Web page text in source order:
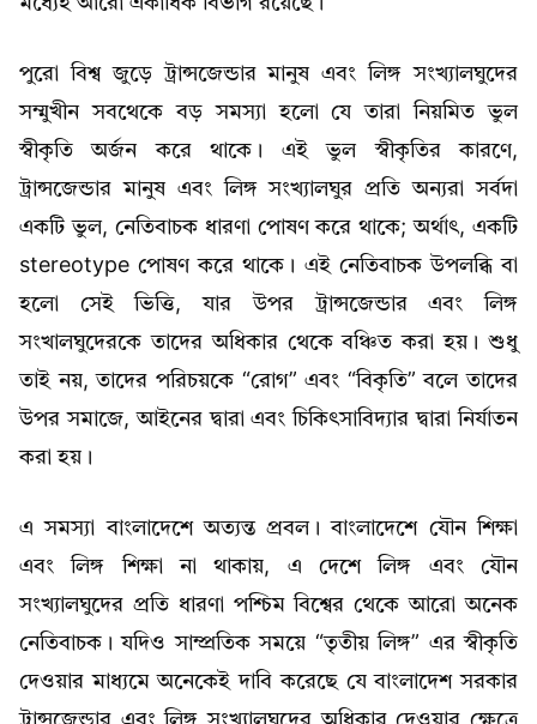
পুরো বিশ্ব জুড়ে ট্রান্সজেন্ডার মানুষ এবং লিঙ্গ সংখ্যালঘুদের
সম্মুখীন সবথেকে বড় সমস্যা হলো যে তারা নিয়মিত ভুল
স্বীকৃতি অর্জন করে থাকে। এই ভুল স্বীকৃতির কারণে,
ট্রান্সজেন্ডার মানুষ এবং লিঙ্গ সংখ্যালঘুর প্রতি অন্যরা সর্বদা
একটি ভুল, নেতিবাচক ধারণা পোষণ করে থাকে; অর্থাৎ, একটি
stereotype পোষণ করে থাকে। এই নেতিবাচক উপলব্ধি বা
হলো সেই ভিত্তি, যার উপর ট্রান্সজেন্ডার এবং লিঙ্গ
সংখালঘুদেরকে তাদের অধিকার থেকে বঞ্চিত করা হয়। শুধু
তাই নয়, তাদের পরিচয়কে “রোগ” এবং “বিকৃতি” বলে তাদের
উপর সমাজে, আইনের দ্বারা এবং চিকিৎসাবিদ্যার দ্বারা নির্যাতন
করা হয়।
এ সমস্যা বাংলাদেশে অত্যন্ত প্রবল। বাংলাদেশে যৌন শিক্ষা
এবং লিঙ্গ শিক্ষা না থাকায়, এ দেশে লিঙ্গ এবং যৌন
সংখ্যালঘুদের প্রতি ধারণা পশ্চিম বিশ্বের থেকে আরো অনেক
নেতিবাচক। যদিও সাম্প্রতিক সময়ে “তৃতীয় লিঙ্গ” এর স্বীকৃতি
দেওয়ার মাধ্যমে অনেকেই দাবি করেছে যে বাংলাদেশ সরকার